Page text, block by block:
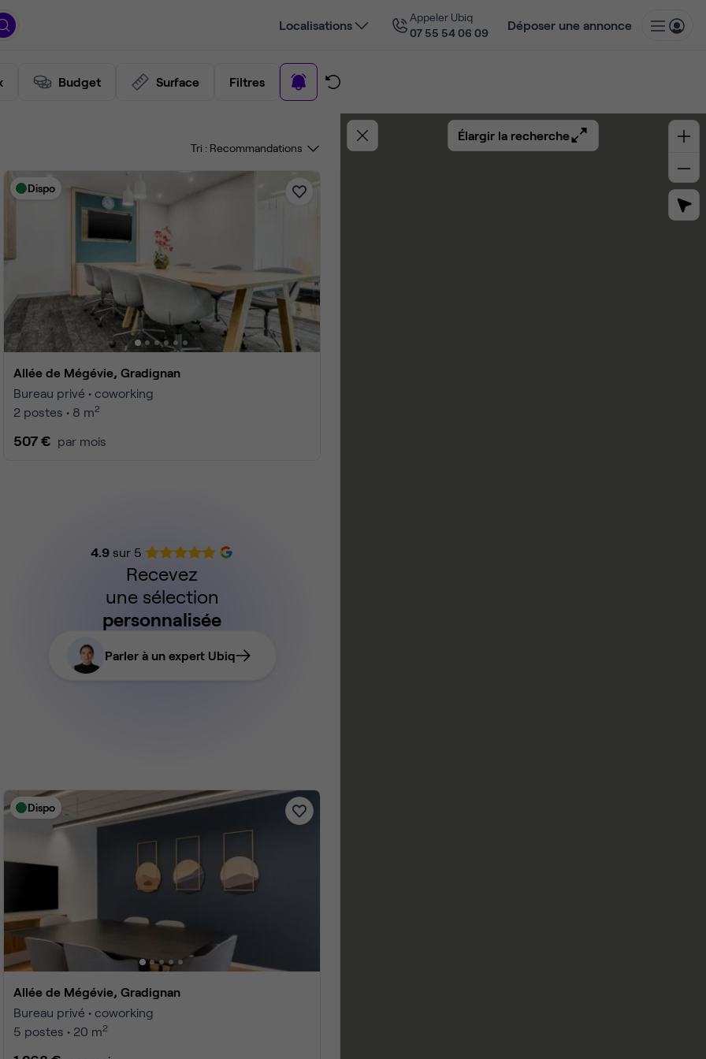
Localisations
Appeler Ubiq
07 55 54 06 09
Déposer une annonce
Budget Surface Filtres
Tri :
Élargir la recherche